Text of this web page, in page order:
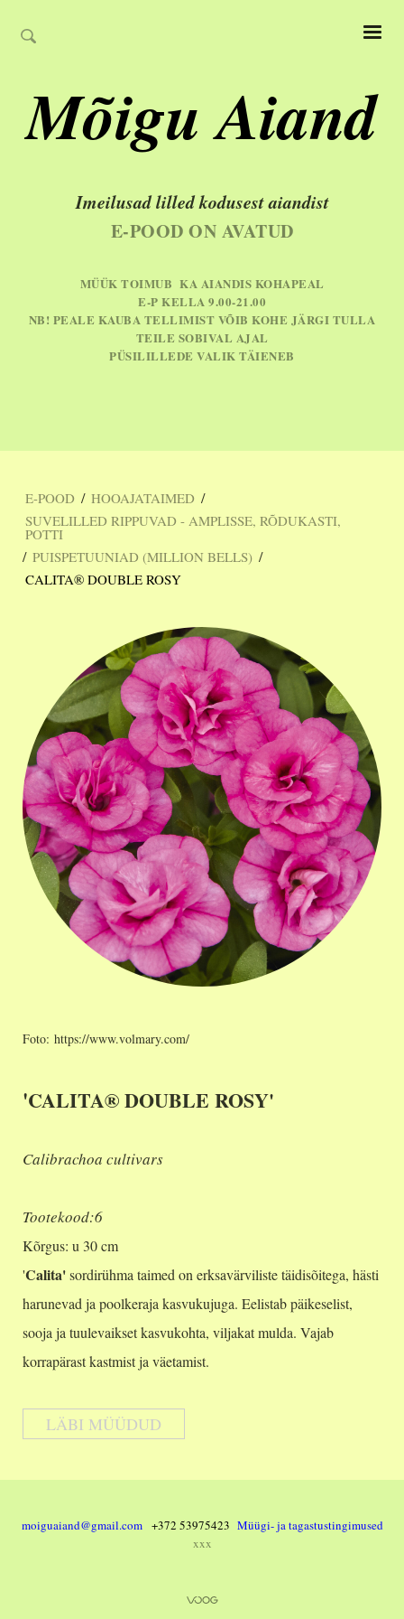
Mõigu Aiand
Imeilusad lilled kodusest aiandist
E-POOD ON AVATUD
MÜÜK TOIMUB KA AIANDIS KOHAPEAL
E-P KELLA 9.00-21.00
NB! PEALE KAUBA TELLIMIST VÕIB KOHE JÄRGI TULLA
TEILE SOBIVAL AJAL
PÜSILILLEDE VALIK TÄIENEB
E-POOD / HOOAJATAIMED /
SUVELILLED RIPPUVAD - AMPLISSE, RÕDUKASTI,
POTTI
/ PUISPETUUNIAD (MILLION BELLS) /
CALITA® DOUBLE ROSY
Foto: https://www.volmary.com/
'CALITA® DOUBLE ROSY'
Calibrachoa cultivars
Tootekood:6
Kõrgus: u 30 cm
'Calita'sordirühma taimed on erksavärviliste täidisõitega, hästi
harunevad ja poolkeraja kasvukujuga. Eelistab päikeselist,
sooja ja tuulevaikset kasvukohta, viljakat mulda. Vajab
korrapärast kastmist ja väetamist.
LÄBI MÜÜDUD
moiguaiand@gmail.com +372 53975423 Müügi- ja tagastustingimused
xxx